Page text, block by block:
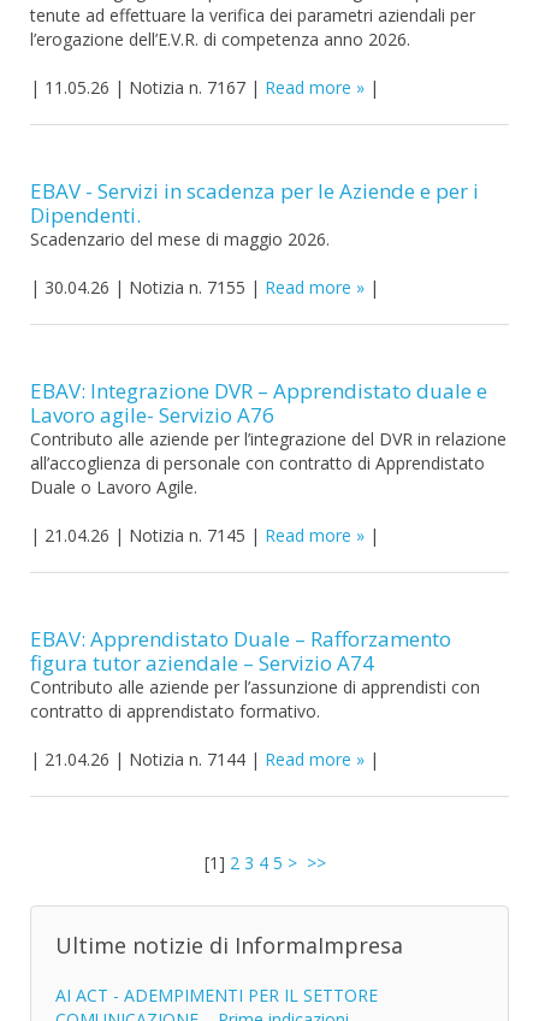
tenute ad effettuare la verifica dei parametri aziendali per
l’erogazione dell’E.V.R. di competenza anno 2026.
| 11.05.26 | Notizia n. 7167 | Read more |
EBAV - Servizi in scadenza per le Aziende e per i
Dipendenti.
Scadenzario del mese di maggio 2026.
| 30.04.26 | Notizia n. 7155 | Read more |
EBAV: Integrazione DVR – Apprendistato duale e
Lavoro agile- Servizio A76
Contributo alle aziende per l’integrazione del DVR in relazione
all’accoglienza di personale con contratto di Apprendistato
Duale o Lavoro Agile.
| 21.04.26 | Notizia n. 7145 | Read more |
EBAV: Apprendistato Duale – Rafforzamento
figura tutor aziendale – Servizio A74
Contributo alle aziende per l’assunzione di apprendisti con
contratto di apprendistato formativo.
| 21.04.26 | Notizia n. 7144 | Read more |
[1] 2 3 4 5 > >>
Ultime notizie di InformaImpresa
AI ACT - ADEMPIMENTI PER IL SETTORE